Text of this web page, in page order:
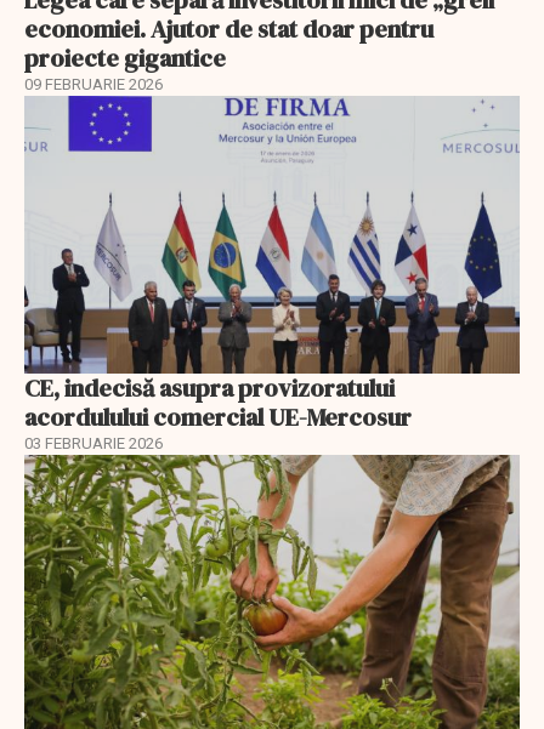
economiei. Ajutor de stat doar pentru
proiecte gigantice
09 FEBRUARIE 2026
CE, indecisă asupra provizoratului
acordulului comercial UE-Mercosur
03 FEBRUARIE 2026